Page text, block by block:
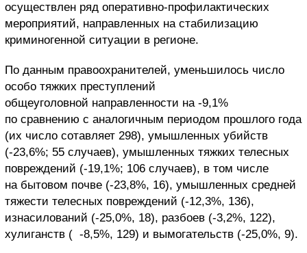
осуществлен ряд оперативно-профилактических
мероприятий, направленных на стабилизацию
криминогенной ситуации в регионе.
По данным правоохранителей, уменьшилось число
особо тяжких преступлений
общеуголовной направленности на -9,1%
по сравнению с аналогичным периодом прошлого года
(их число сотавляет 298), умышленных убийств
(-23,6%; 55 случаев), умышленных тяжких телесных
повреждений (-19,1%; 106 случаев), в том числе
на бытовом почве (-23,8%, 16), умышленных средней
тяжести телесных повреждений (-12,3%, 136),
изнасилований (-25,0%, 18), разбоев (-3,2%, 122),
хулиганств ( -8,5%, 129) и вымогательств (-25,0%, 9).